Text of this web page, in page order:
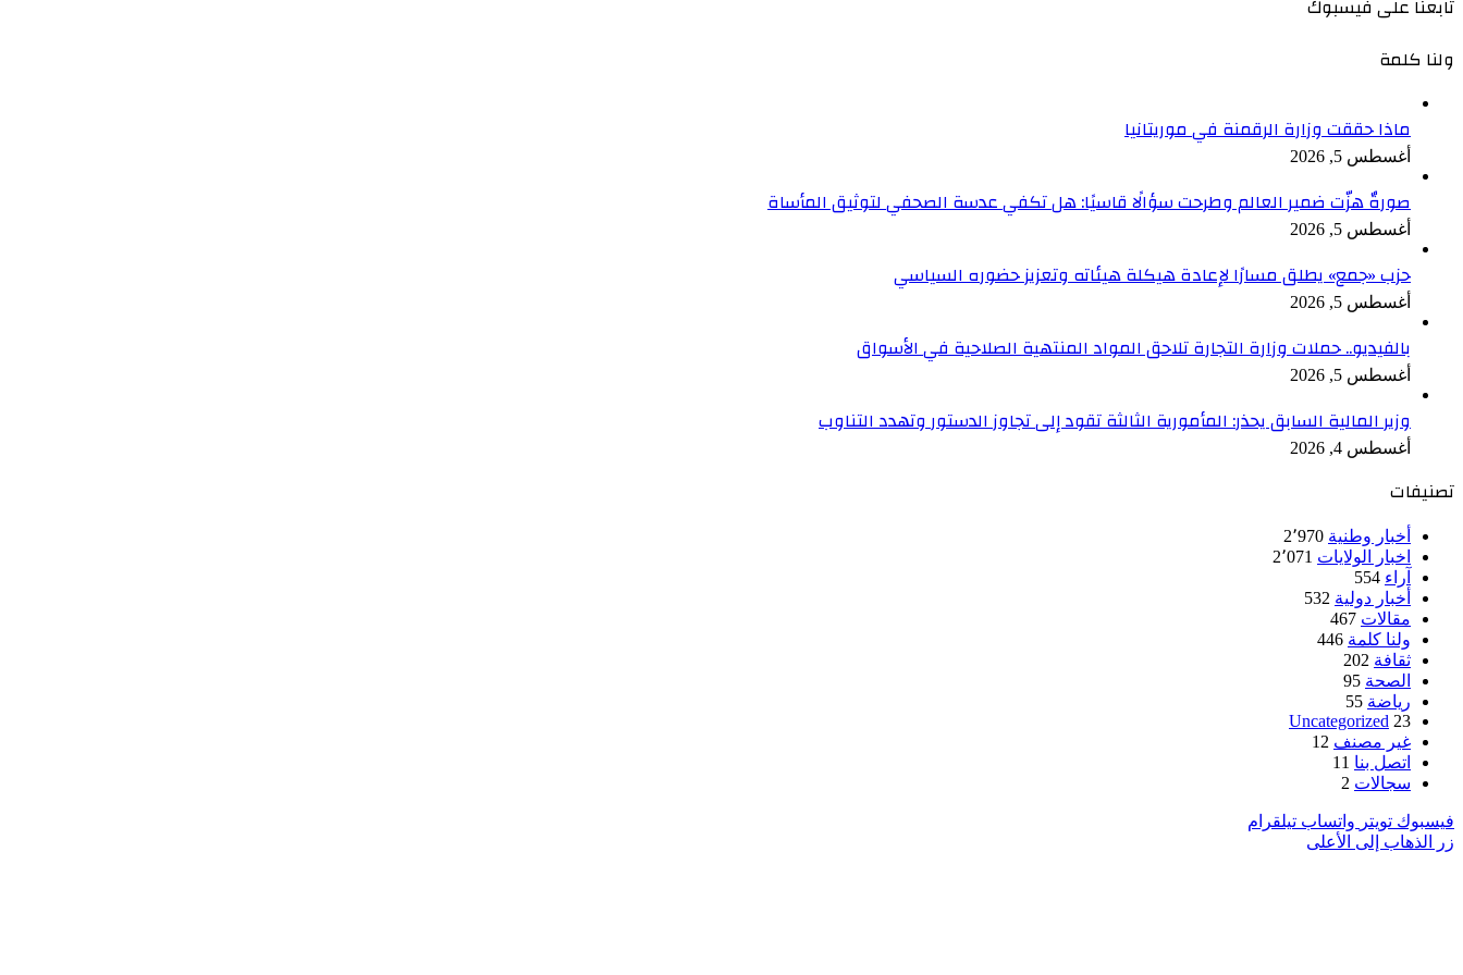
تابعنا على فيسبوك
ولنا كلمة
ماذا حققت وزارة الرقمنة في موريتانيا
أغسطس 5, 2026
صورةٌ هزّت ضمير العالم وطرحت سؤالًا قاسيًا: هل تكفي عدسة الصحفي لتوثيق المأساة
أغسطس 5, 2026
حزب «جمع» يطلق مسارًا لإعادة هيكلة هيئاته وتعزيز حضوره السياسي
أغسطس 5, 2026
بالفيديو.. حملات وزارة التجارة تلاحق المواد المنتهية الصلاحية في الأسواق
أغسطس 5, 2026
وزير المالية السابق يحذر: المأمورية الثالثة تقود إلى تجاوز الدستور وتهدد التناوب
أغسطس 4, 2026
تصنيفات
أخبار وطنية 2٬970
اخبار الولايات 2٬071
آراء 554
أخبار دولية 532
مقالات 467
ولنا كلمة 446
ثقافة 202
الصحة 95
رياضة 55
Uncategorized 23
غير مصنف 12
اتصل بنا 11
سجالات 2
فيسبوك تويتر واتساب تيلقرام
زر الذهاب إلى الأعلى